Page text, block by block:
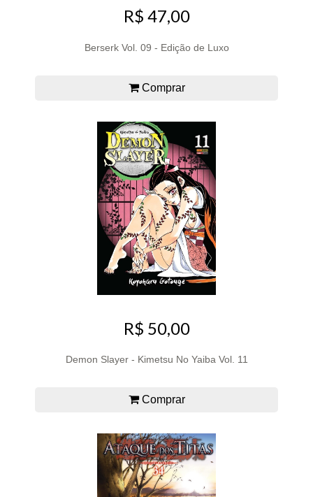
R$ 47,00
Berserk Vol. 09 - Edição de Luxo
Comprar
R$ 50,00
Demon Slayer - Kimetsu No Yaiba Vol. 11
Comprar